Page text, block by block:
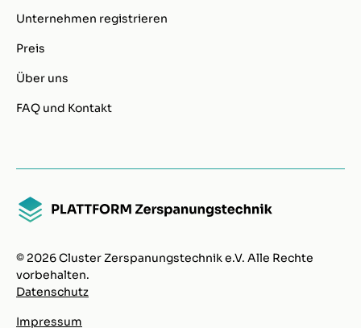
Unternehmen registrieren
Preis
Über uns
FAQ und Kontakt
© 2026 Cluster Zerspanungstechnik e.V. Alle Rechte
vorbehalten.
Datenschutz
Impressum